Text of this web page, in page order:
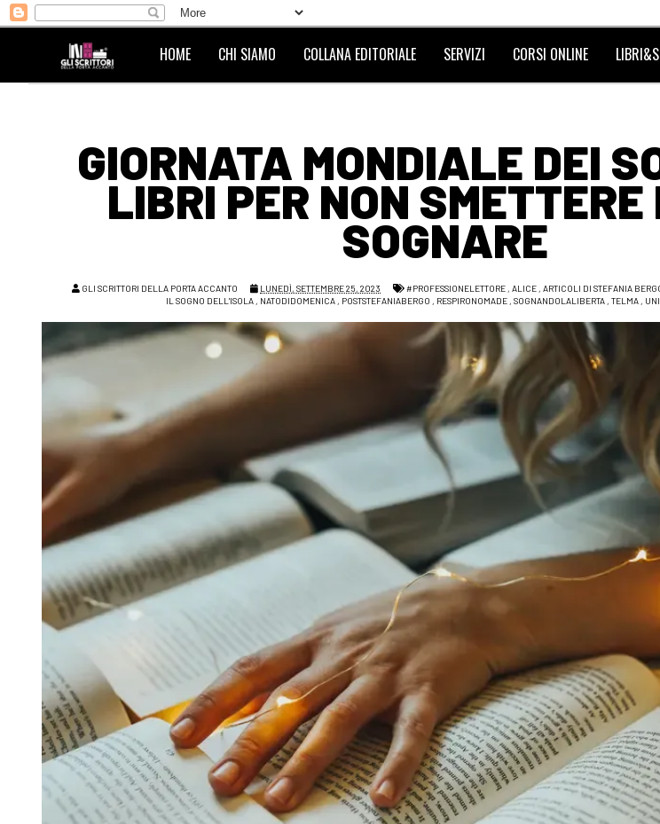
HOME CHI SIAMO COLLANA EDITORIALE SERVIZI CORSI ONLINE
GIORNATA MONDIALE DEI
LIBRI PER NON SMETTERE
SOGNARE
GLI SCRITTORI DELLA PORTA ACCANTO LUNEDÌ, SETTEMBRE 25, 2023 #PROFESSIONELETTORE ,ALICE ,ARTICOLI DI STEFANIA
IL SOGNO DELL'ISOLA , NATODIDOMENICA , POSTSTEFANIABERGO , RESPIRONOMADE ,SOGNANDOLALIBERTA ,TELMA ,